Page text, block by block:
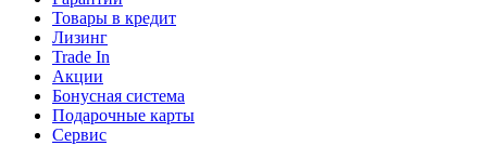
Товары в кредит
Лизинг
Trade In
Акции
Бонусная система
Подарочные карты
Сервис